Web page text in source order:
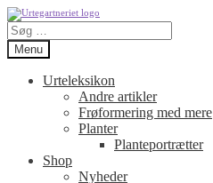
Spring
til
navigation
Spring
til
indhold
Søg
efter:
Menu
Urteleksikon
Andre artikler
Frøformering med mere
Planter
Planteportrætter
Shop
Nyheder